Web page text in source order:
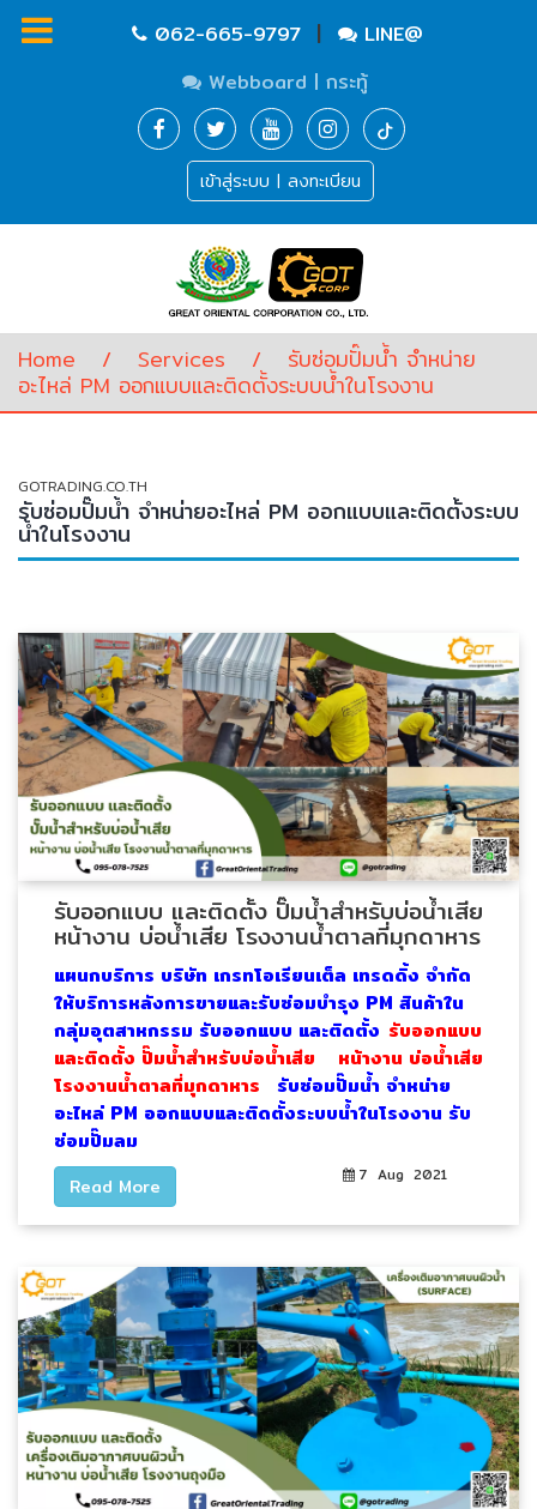
บำบัด
น้ำ
เสีย,
วาล์ว)
Antipollution
(สิ่ง
แวดล้อม
และ
ระบบ
ป้องกัน
มลพิษ)
INSTRUMENT
AUTOMATIONS
(อุปกรณ์
ระบบ
อัตโนมัติ)
คุณภาพ
น้ำ
เซ็นเซอร์
(Water
Analyzer
&
Sensors)
FAN
062-665-9797 |
LINE@
Webboard | กระทู้
เข้าสู่ระบบ | ลงทะเบียน
Home / Services /
รับซ่อมปั๊มน้ำ จำหน่าย
อะไหล่ PM ออกแบบและติดตั้งระบบน้ำในโรงงาน
GOTRADING.CO.TH
รับซ่อมปั๊มน้ำ จำหน่ายอะไหล่ PM ออกแบบและติดตั้งระบบ
น้ำในโรงงาน
รับออกแบบ และติดตั้ง ปั๊มน้ำสำหรับบ่อน้ำเสีย
หน้างาน บ่อน้ำเสีย โรงงานน้ำตาลที่มุกดาหาร
แผนกบริการ บริษัท เกรทโอเรียนเต็ล เทรดดิ้ง จำกัด
ให้บริการหลังการขายและรับซ่อมบำรุง PM สินค้าใน
กลุ่มอุตสาหกรรม รับออกแบบ และติดตั้ง รับออกแบบ
และติดตั้ง ปั๊มน้ำสำหรับบ่อน้ำเสีย หน้างาน บ่อน้ำเสีย
โรงงานน้ำตาลที่มุกดาหาร
รับซ่อมปั๊มน้ำ จำหน่าย
อะไหล่ PM ออกแบบและติดตั้งระบบน้ำในโรงงาน รับ
ซ่อมปั๊มลม
Read More 7 Aug 2021